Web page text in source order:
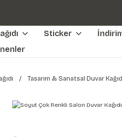
Sticker
Tasarım & Sanatsal Duvar